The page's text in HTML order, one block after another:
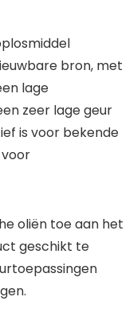
bron, met
lage
zeer lage geur
is voor bekende
voor
oliën toe aan het
geschikt te